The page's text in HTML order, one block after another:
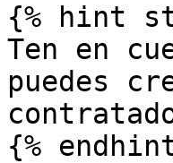
{% hint
Ten en
puedes
{%